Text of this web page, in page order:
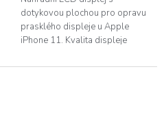
dotykovou plochou pro opravu
prasklého displeje u Apple
iPhone 11. Kvalita displeje
výborným barevným podáním